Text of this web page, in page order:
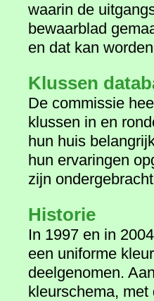
waarin de
bewaarblad
en dat kan
Klussen
De commissie
klussen in en
hun huis
hun ervaringen
zijn
Historie
In 1997 en in
een uniforme
deelgenomen.
kleurschema,